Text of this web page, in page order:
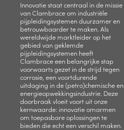
Innovatie staat centraal in de missie
van Clambrace om industriële
pijpleidingsystemen duurzamer en
betrouwbaarder te maken. Als
wereldwijde marktleider op het
gebied van geklemde
pijpleidingsystemen heeft
Clambrace een belangrijke stap
voorwaarts gezet in de strijd tegen
corrosie, een voortdurende
uitdaging in de (petro)chemische en
energieopwekkingsindustrie. Deze
doorbraak vloeit voort uit onze
kernwaarde: innovatie omarmen
om toepasbare oplossingen te
bieden die echt een verschil maken.